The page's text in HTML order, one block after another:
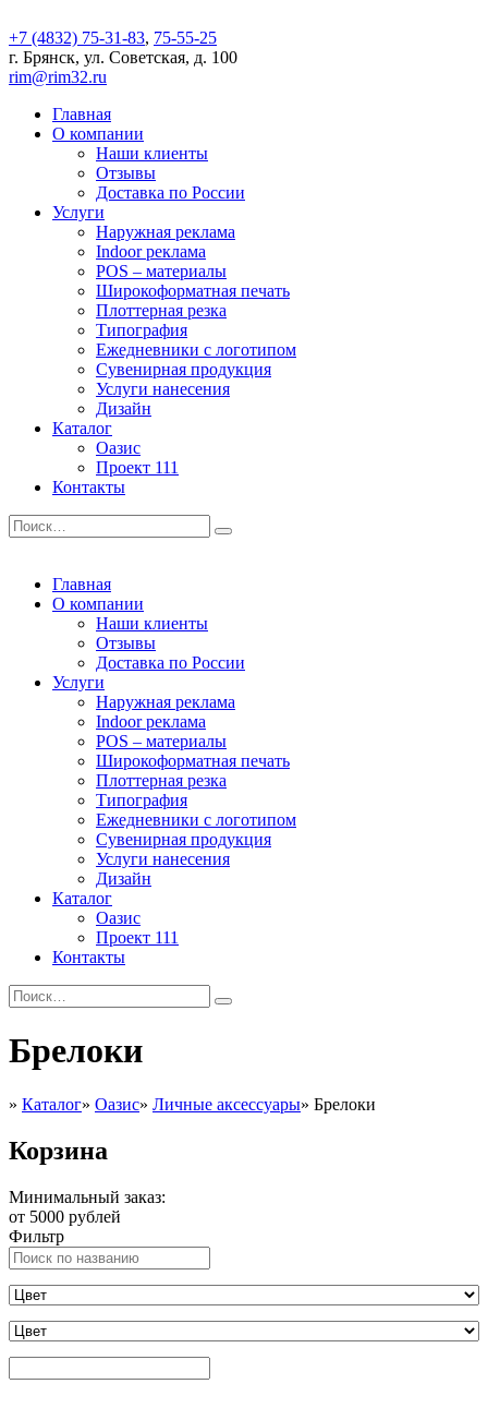
+7 (4832) 75-31-83, 75-55-25
г. Брянск, ул. Советская, д. 100
rim@rim32.ru
Главная
О компании
Наши клиенты
Отзывы
Доставка по России
Услуги
Наружная реклама
Indoor реклама
POS – материалы
Широкоформатная печать
Плоттерная резка
Типография
Ежедневники с логотипом
Сувенирная продукция
Услуги нанесения
Дизайн
Каталог
Оазис
Проект 111
Контакты
Главная
О компании
Наши клиенты
Отзывы
Доставка по России
Услуги
Наружная реклама
Indoor реклама
POS – материалы
Широкоформатная печать
Плоттерная резка
Типография
Ежедневники с логотипом
Сувенирная продукция
Услуги нанесения
Дизайн
Каталог
Оазис
Проект 111
Контакты
Брелоки
» Каталог» Оазис» Личные аксессуары» Брелоки
Корзина
Минимальный заказ:
от 5000 рублей
Фильтр